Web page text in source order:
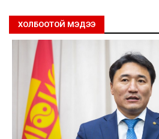
ХОЛБООТОЙ МЭДЭЭ